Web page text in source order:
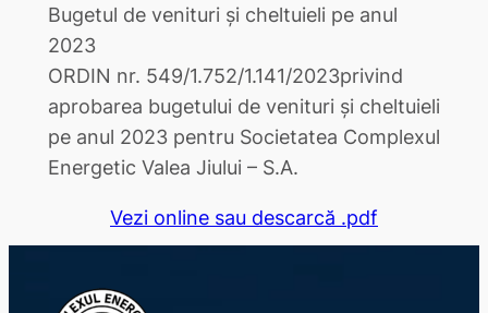
Bugetul de venituri și cheltuieli pe anul
2023
ORDIN nr. 549/1.752/1.141/2023privind
aprobarea bugetului de venituri şi cheltuieli
pe anul 2023 pentru Societatea Complexul
Energetic Valea Jiului – S.A.
Vezi online sau descarcă .pdf